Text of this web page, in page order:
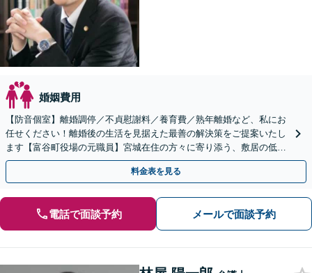
婚姻費用
【防音個室】離婚調停／不貞慰謝料／養育費／熟年離婚など、私にお
任せください！離婚後の生活を見据えた最善の解決策をご提案いたし
ます【富谷町役場の元職員】宮城在住の方々に寄り添う、敷居の低い
事務所です【LINE・メール予約可】
料金表を見る
電話で面談予約 メールで面談予約